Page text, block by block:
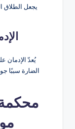
يجعل الطلاق
5.
يُعدّ الإدمان
الضارة سببًا
محكمة